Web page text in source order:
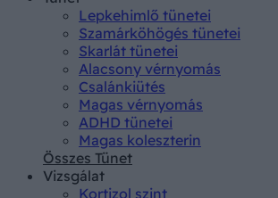
Lepkehimlő tünetei
Szamárköhögés tünetei
Skarlát tünetei
Alacsony vérnyomás
Csalánkiütés
Magas vérnyomás
ADHD tünetei
Magas koleszterin
Összes Tünet
Vizsgálat
Kortizol szint